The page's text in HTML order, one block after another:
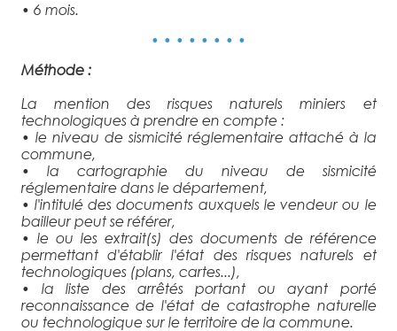
• 6 mois.
• • • • • • • •
Méthode :
La mention des risques naturels miniers et
technologiques à prendre en compte :
• le niveau de sismicité réglementaire attaché à la
commune,
• la cartographie du niveau de sismicité
réglementaire dans le département,
• l'intitulé des documents auxquels le vendeur ou le
bailleur peut se référer,
• le ou les extrait(s) des documents de référence
permettant d'établir l'état des risques naturels et
technologiques (plans, cartes...),
• la liste des arrêtés portant ou ayant porté
reconnaissance de l'état de catastrophe naturelle
ou technologique sur le territoire de la commune.